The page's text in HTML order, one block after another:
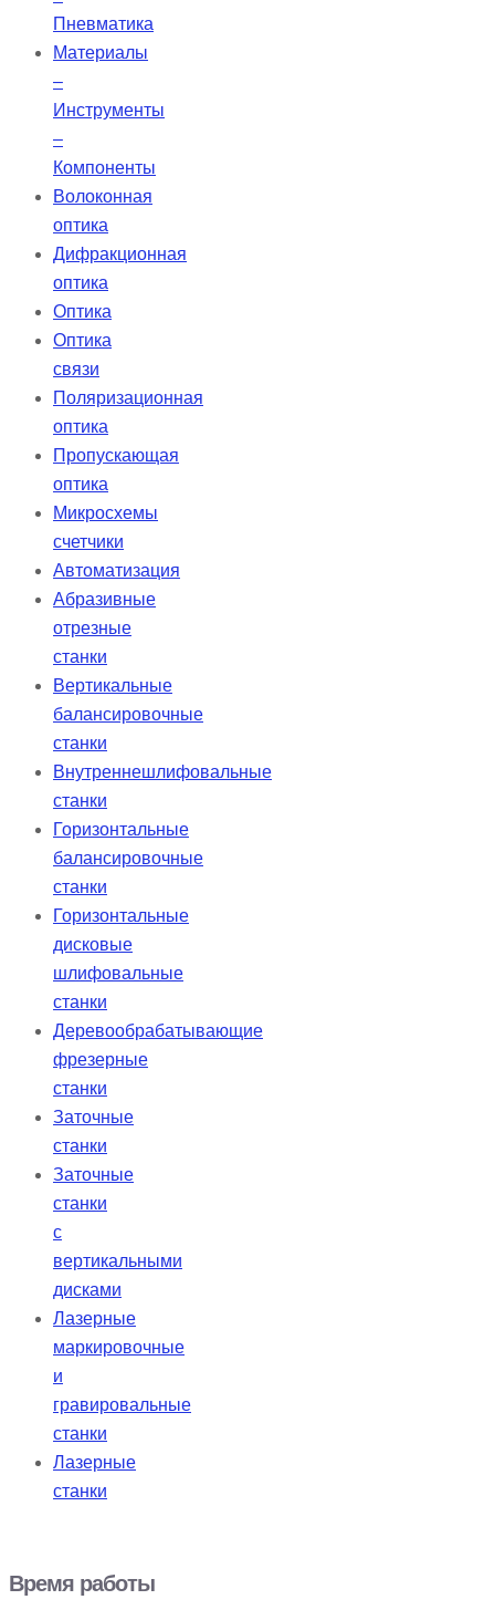
Пневматика
Материалы
–
Инструменты
–
Компоненты
Волоконная
оптика
Дифракционная
оптика
Оптика
Оптика
связи
Поляризационная
оптика
Пропускающая
оптика
Микросхемы
счетчики
Автоматизация
Абразивные
отрезные
станки
Вертикальные
балансировочные
станки
Внутреннешлифовальные
станки
Горизонтальные
балансировочные
станки
Горизонтальные
дисковые
шлифовальные
станки
Деревообрабатывающие
фрезерные
станки
Заточные
станки
Заточные
станки
с
вертикальными
дисками
Лазерные
маркировочные
и
гравировальные
станки
Лазерные
станки
Время работы